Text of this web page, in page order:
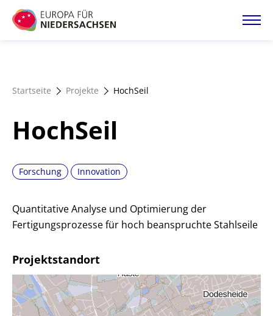
Direkt
zum
Förderangebote
Magazin
Startseite Projekte HochSeil
HochSeil
Forschung Innovation
Quantitative Analyse und Optimierung der
Fertigungsprozesse für hoch beanspruchte Stahlseile
Projektstandort